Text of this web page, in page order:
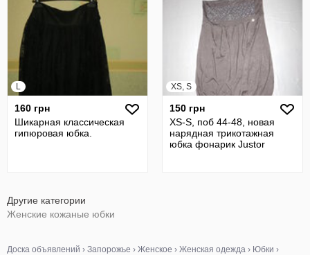
L
160 грн
Шикарная классическая
гипюровая юбка.
XS, S
150 грн
XS-S, поб 44-48, новая
нарядная трикотажная
юбка фонарик Justor
Другие категории
Женские кожаные юбки
Доска объявлений › Запорожье › Женское › Женская одежда › Юбки ›